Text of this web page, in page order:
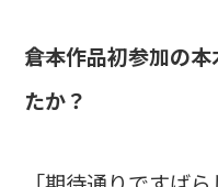
――倉本作品初参加の
たか？